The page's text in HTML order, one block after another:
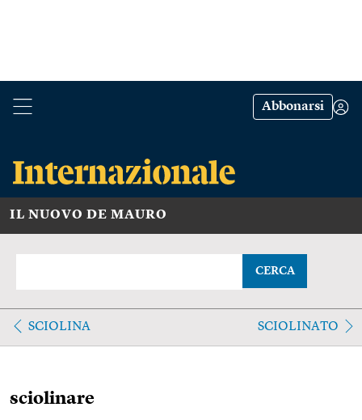
Abbonarsi
IL NUOVO DE MAURO
CERCA
SCIOLINA SCIOLINATO
sciolinare